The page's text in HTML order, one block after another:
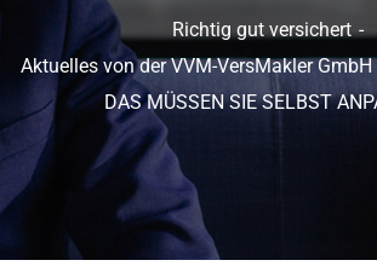
Richtig gut versichert
Aktuelles von der VVM-VersMakler GmbH
DAS MÜSSEN SIE SELBST